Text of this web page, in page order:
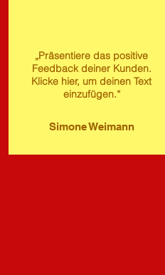
„Präsentiere das positive
Feedback deiner Kunden.
Klicke hier, um deinen Text
einzufügen.“
Simone Weimann